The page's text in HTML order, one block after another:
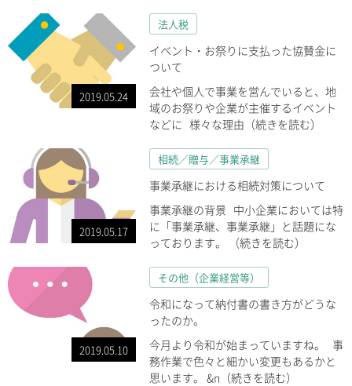
2019.05.24
法人税
イベント・お祭りに支払った協賛金に
ついて
会社や個人で事業を営んでいると、地
域のお祭りや企業が主催するイベント
などに 様々な理由（続きを読む）
2019.05.17
相続／贈与／事業承継
事業承継における相続対策について
事業承継の背景 中小企業においては特
に「事業承継、事業承継」と話題にな
っております。 （続きを読む）
2019.05.10
その他（企業経営等）
令和になって納付書の書き方がどうな
ったのか。
今月より令和が始まっていますね。 事
務作業で色々と細かい変更もあるかと
思います。 &n（続きを読む）